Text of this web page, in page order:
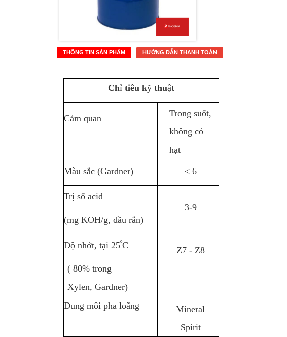
THÔNG TIN SẢN PHẨM HƯỚNG DẪN THANH TOÁN
Chỉ tiêu kỹ thuật
Cảm quan
Trong suốt,
không có
hạt
Màu sắc (Gardner) < 6
Trị số acid
(mg KOH/g, dầu rắn)
3-9
Độ nhớt, tại 25ºC
( 80% trong
Xylen, Gardner)
Z7 - Z8
Dung môi pha loãng
Mineral
Spirit